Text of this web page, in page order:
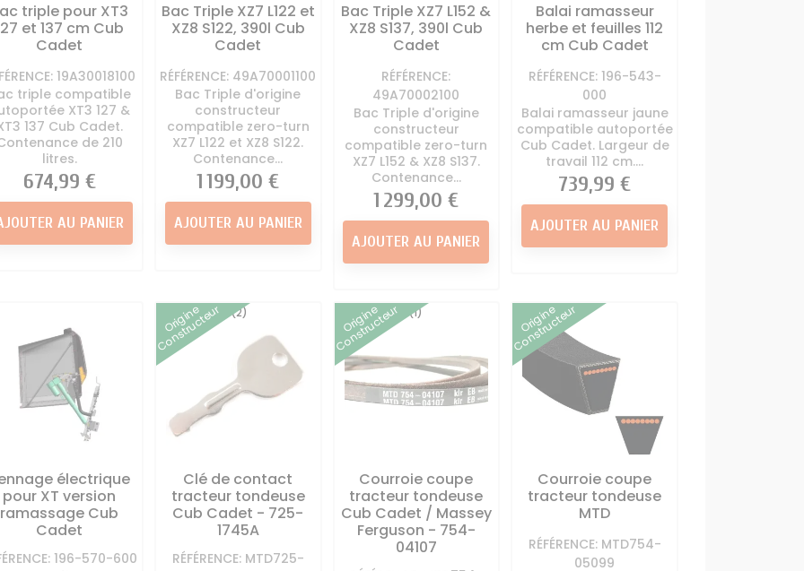
triple pour XT3
et 137 cm Cub
Cadet
19A30018100
triple compatible
XT3 127 &
137 Cub Cadet.
de 210
litres.
Prix
674,99 €
AU PANIER
Bac Triple XZ7 L122 et
XZ8 S122, 390l Cub
Cadet
RÉFÉRENCE: 49A70001100
Bac Triple d'origine
constructeur
compatible zero-turn
XZ7 L122 et XZ8 S122.
Contenance...
Prix
1 199,00 €
AJOUTER AU PANIER
Bac Triple XZ7 L152 &
XZ8 S137, 390l Cub
Cadet
RÉFÉRENCE:
49A70002100
Bac Triple d'origine
constructeur
compatible zero-turn
XZ7 L152 & XZ8 S137.
Contenance...
Prix
1 299,00 €
AJOUTER AU PANIER
Balai ramasseur
herbe et feuilles 112
cm Cub Cadet
RÉFÉRENCE: 196-543-
000
Balai ramasseur jaune
compatible autoportée
Cub Cadet. Largeur de
travail 112 cm....
Prix
739,99 €
AJOUTER AU PANIER
électrique
pour XT version
ramassage Cub
Cadet
196-570-600
Origine
Constructeur
Clé de contact
tracteur tondeuse
Cub Cadet - 725-
1745A
RÉFÉRENCE: MTD725-
(2) Origine
Constructeur
Courroie coupe
tracteur tondeuse
Cub Cadet / Massey
Ferguson - 754-
04107
(1) Origine
Constructeur
Courroie coupe
tracteur tondeuse
MTD
RÉFÉRENCE: MTD754-
05099